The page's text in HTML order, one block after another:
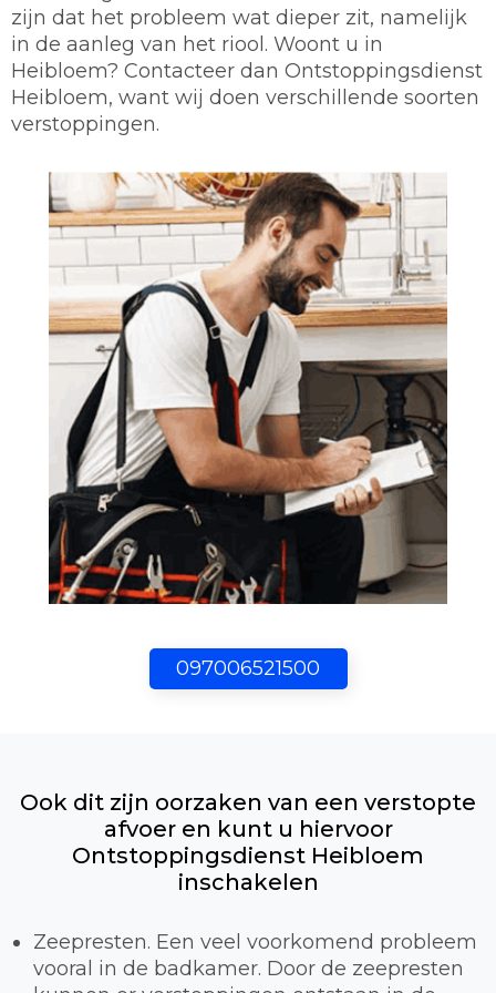
097006521500
zijn dat het probleem wat dieper zit, namelijk
in de aanleg van het riool. Woont u in
Heibloem? Contacteer dan Ontstoppingsdienst
Heibloem, want wij doen verschillende soorten
verstoppingen.
Ook dit zijn oorzaken van een verstopte
afvoer en kunt u hiervoor
Ontstoppingsdienst Heibloem
inschakelen
Zeepresten. Een veel voorkomend probleem
vooral in de badkamer. Door de zeepresten